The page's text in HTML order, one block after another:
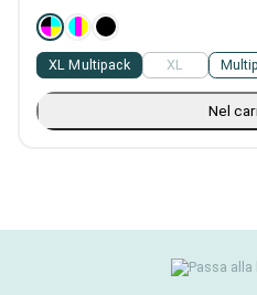
XL
XL Multipack
Nel